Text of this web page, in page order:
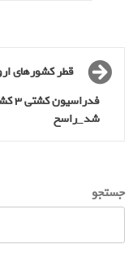
قطر کشورهای
شد_راسخ
جستجو